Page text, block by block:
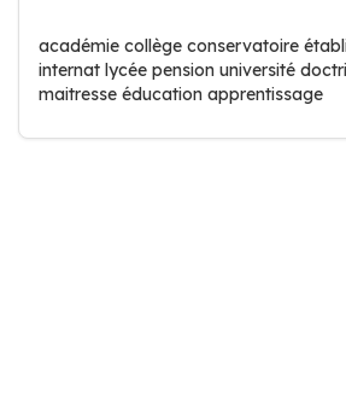
académie collège conservatoire
internat lycée pension université
maitresse éducation apprentissage